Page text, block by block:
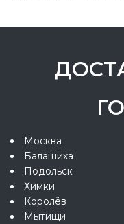
Москва
Балашиха
Подольск
Химки
Королёв
Мытищи